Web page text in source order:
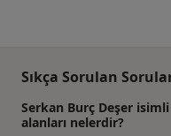
Sıkça Sorulan
Serkan Burç Deşer
alanları nelerdir?